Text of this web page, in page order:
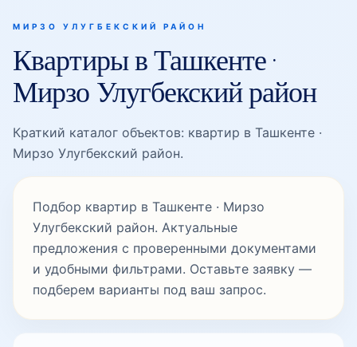
Мустакиллик
Никитина
Олтинтепа
Паркентская
Паркентский
МИРЗО УЛУГБЕКСКИЙ РАЙОН
Квартиры в Ташкенте ·
Мирзо Улугбекский район
Краткий каталог объектов: квартир в Ташкенте ·
Мирзо Улугбекский район.
Подбор квартир в Ташкенте · Мирзо
Улугбекский район. Актуальные
предложения с проверенными документами
и удобными фильтрами. Оставьте заявку —
подберем варианты под ваш запрос.